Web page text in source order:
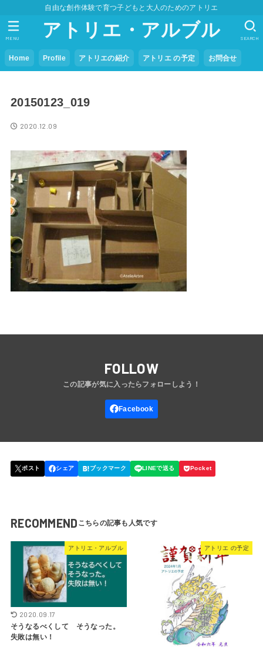
自由な創作体験で育つ子どもと大人のためのアトリエ
アトリエ・アルブル
Home Profile アトリエの紹介 アトリエ の予定 お問合せ
SEARCH
MENU
20150123_019
2020.12.09
FOLLOW
RECOMMEND
アトリエ・アルブル
2020.09.17
そうなるべくして そうなった。
失敗は無い！
アトリエ の予定